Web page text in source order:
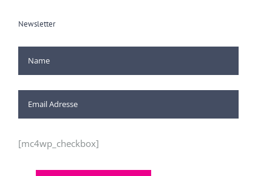
Newsletter
[mc4wp_checkbox]